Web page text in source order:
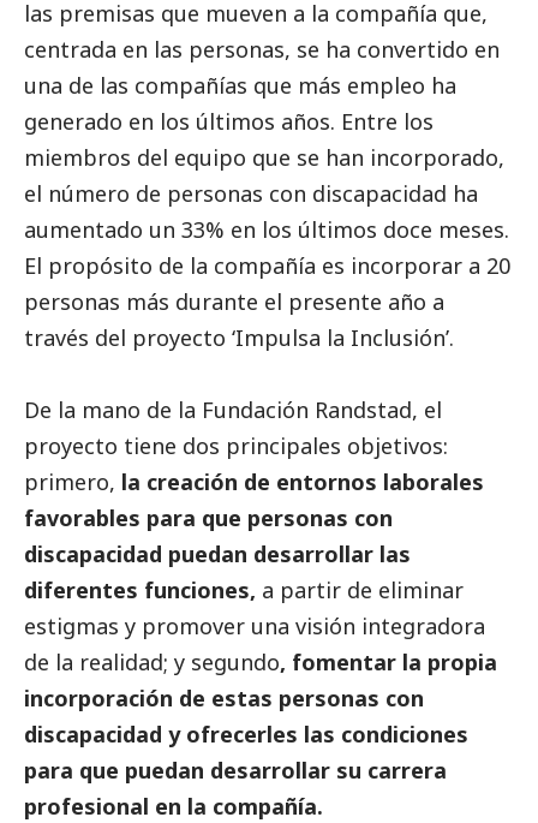
las premisas que mueven a la compañía que,
centrada en las personas, se ha convertido en
una de las compañías que más empleo ha
generado en los últimos años. Entre los
miembros del equipo que se han incorporado,
el número de personas con discapacidad ha
aumentado un 33% en los últimos doce meses.
El propósito de la compañía es incorporar a 20
personas más durante el presente año a
través del proyecto ‘Impulsa la Inclusión’.
De la mano de la Fundación Randstad, el
proyecto tiene dos principales objetivos:
primero, la creación de entornos laborales
favorables para que personas con
discapacidad puedan desarrollar las
diferentes funciones, a partir de eliminar
estigmas y promover una visión integradora
de la realidad; y segundo, fomentar la propia
incorporación de estas personas con
discapacidad y ofrecerles las condiciones
para que puedan desarrollar su carrera
profesional en la compañía.